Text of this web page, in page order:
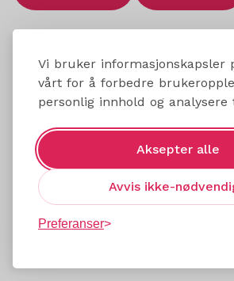
Vi bruker informasjonskapsler
vårt for å forbedre
personlig innhold og analysere
Aksepter alle
Avvis ikke-
Preferanser